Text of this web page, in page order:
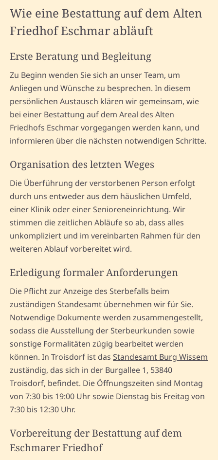
Wie eine Bestattung auf dem Alten
Friedhof Eschmar abläuft
Erste Beratung und Begleitung
Zu Beginn wenden Sie sich an unser Team, um
Anliegen und Wünsche zu besprechen. In diesem
persönlichen Austausch klären wir gemeinsam, wie
bei einer Bestattung auf dem Areal des Alten
Friedhofs Eschmar vorgegangen werden kann, und
informieren über die nächsten notwendigen Schritte.
Organisation des letzten Weges
Die Überführung der verstorbenen Person erfolgt
durch uns entweder aus dem häuslichen Umfeld,
einer Klinik oder einer Senioreneinrichtung. Wir
stimmen die zeitlichen Abläufe so ab, dass alles
unkompliziert und im vereinbarten Rahmen für den
weiteren Ablauf vorbereitet wird.
Erledigung formaler Anforderungen
Die Pflicht zur Anzeige des Sterbefalls beim
zuständigen Standesamt übernehmen wir für Sie.
Notwendige Dokumente werden zusammengestellt,
sodass die Ausstellung der Sterbeurkunden sowie
sonstige Formalitäten zügig bearbeitet werden
können. In Troisdorf ist das Standesamt Burg Wissem
zuständig, das sich in der Burgallee 1, 53840
Troisdorf, befindet. Die Öffnungszeiten sind Montag
von 7:30 bis 19:00 Uhr sowie Dienstag bis Freitag von
7:30 bis 12:30 Uhr.
Vorbereitung der Bestattung auf dem
Eschmarer Friedhof